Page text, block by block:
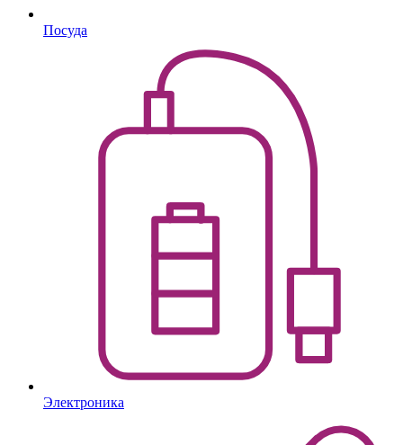
Посуда
Электроника